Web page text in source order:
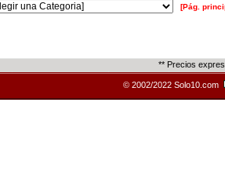
[Pág.
** Precios
© 2002/2022 Solo10.com